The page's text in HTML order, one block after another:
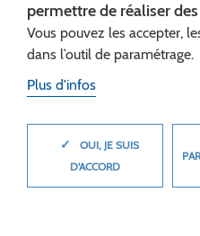
CONSEIL
permettre de réaliser
Vous pouvez les accepter,
dans l’outil de paramétrage.
Plus d'infos
✓
OUI, JE SUIS
D'ACCORD
MASQUER